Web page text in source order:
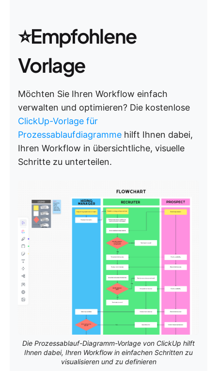
⭐Empfohlene
Vorlage
Möchten Sie Ihren Workflow einfach
verwalten und optimieren? Die kostenlose
ClickUp-Vorlage für
Prozessablaufdiagramme hilft Ihnen dabei,
Ihren Workflow in übersichtliche, visuelle
Schritte zu unterteilen.
Die Prozessablauf-Diagramm-Vorlage von ClickUp hilft
Ihnen dabei, Ihren Workflow in einfachen Schritten zu
visualisieren und zu definieren